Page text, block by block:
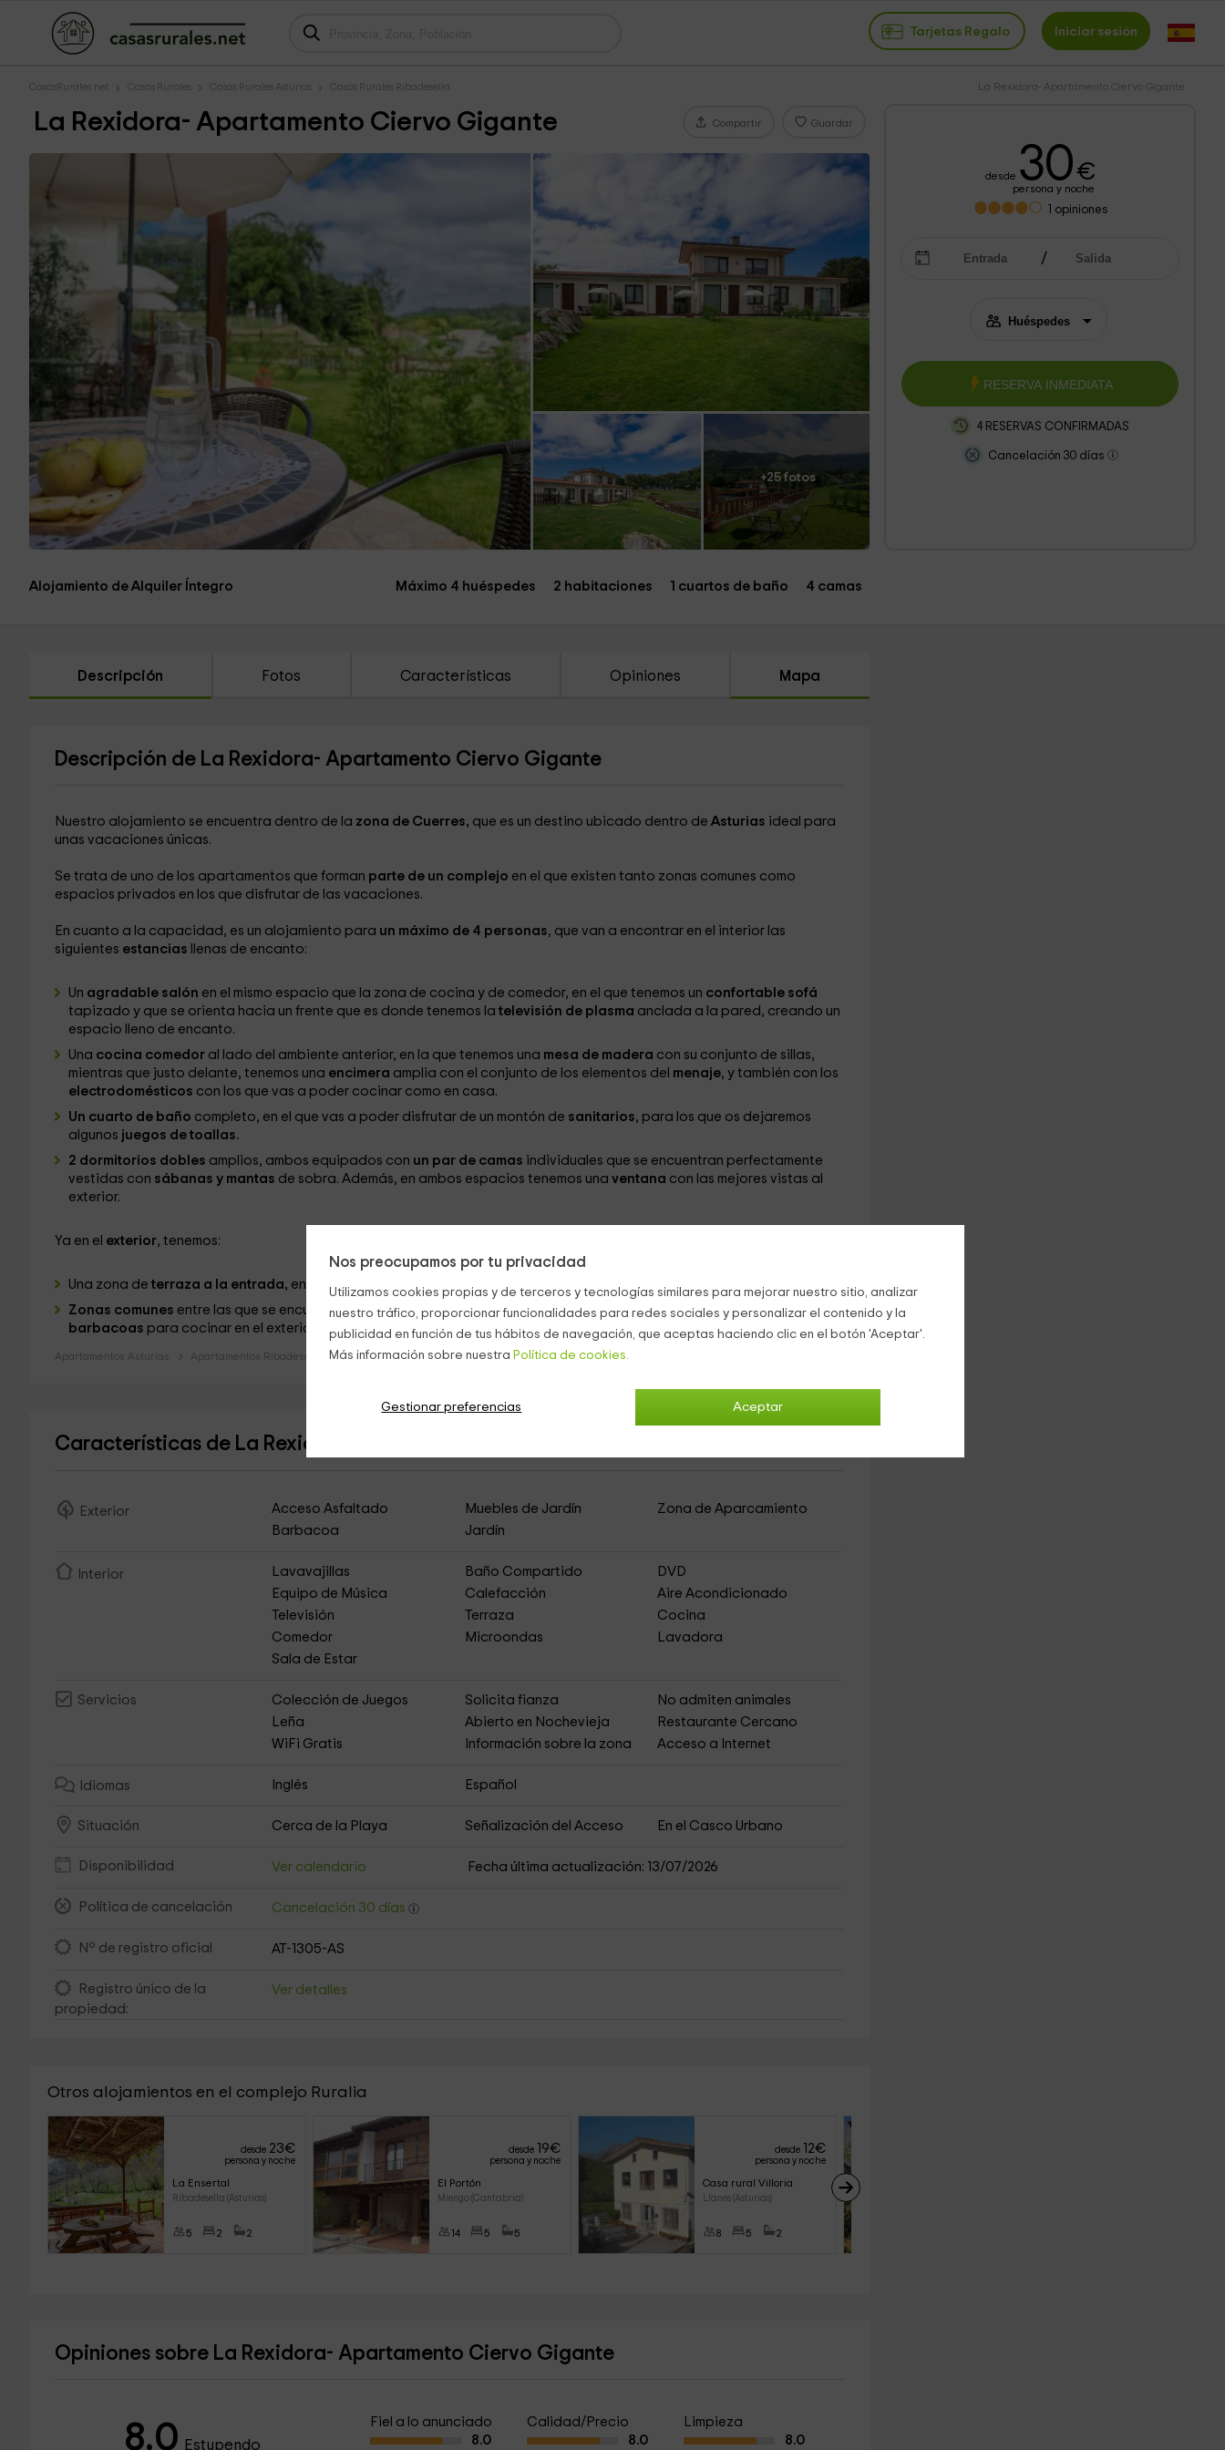
Nos preocupamos por tu privacidad
Utilizamos cookies propias y de terceros y tecnologías similares para mejorar nuestro sitio, analizar
nuestro tráfico, proporcionar funcionalidades para redes sociales y personalizar el contenido y la
publicidad en función de tus hábitos de navegación, que aceptas haciendo clic en el botón 'Aceptar'.
Más información sobre nuestra Política de cookies.
Aceptar
Gestionar preferencias
Tarjetas Regalo Iniciar sesión
CasasRurales.net Casas Rurales Casas Rurales Asturias Casas Rurales Ribadesella La Rexidora- Apartamento Ciervo Gigante
La Rexidora- Apartamento Ciervo Gigante Compartir Guardar
+25 fotos
desde 30€
persona y noche
1 opiniones
RESERVA INMEDIATA
4 RESERVAS CONFIRMADAS
Cancelación 30 días
Alojamiento de Alquiler Íntegro Máximo 4 huéspedes 2 habitaciones 1 cuartos de baño 4 camas
Descripción Fotos Características Opiniones Mapa
Descripción de La Rexidora- Apartamento Ciervo Gigante
Nuestro alojamiento se encuentra dentro de la zona de Cuerres, que es un destino ubicado dentro de Asturias ideal para
unas vacaciones únicas.
Se trata de uno de los apartamentos que forman parte de un complejo en el que existen tanto zonas comunes como
espacios privados en los que disfrutar de las vacaciones.
En cuanto a la capacidad, es un alojamiento para un máximo de 4 personas, que van a encontrar en el interior las
siguientes estancias llenas de encanto:
Un agradable salón en el mismo espacio que la zona de cocina y de comedor, en el que tenemos un confortable sofá
tapizado y que se orienta hacia un frente que es donde tenemos la televisión de plasma anclada a la pared, creando un
espacio lleno de encanto.
Una cocina comedor al lado del ambiente anterior, en la que tenemos una mesa de madera con su conjunto de sillas,
mientras que justo delante, tenemos una encimera amplia con el conjunto de los elementos del menaje, y también con los
electrodomésticos con los que vas a poder cocinar como en casa.
Un cuarto de baño completo, en el que vas a poder disfrutar de un montón de sanitarios, para los que os dejaremos
algunos juegos de toallas.
2 dormitorios dobles amplios, ambos equipados con un par de camas individuales que se encuentran perfectamente
vestidas con sábanas y mantas de sobra. Además, en ambos espacios tenemos una ventana con las mejores vistas al
exterior.
Ya en el exterior, tenemos:
Una zona de terraza a la entrada, en la que os dejamos mobiliario
de exterior.
Zonas comunes entre las que se encuentran sus ampliosjardines con mobiliariofuncional y también la zona de
barbacoas para cocinar en el exterior.
Apartamentos Asturias Apartamentos Ribadesella
Características de La Rexidora- Apartamento Ciervo Gigante
Exterior Acceso Asfaltado Muebles de Jardín
Zona de Aparcamiento
Barbacoa
Jardín
Interior Lavavajillas Baño Compartido
DVD
Equipo de Música
Calefacción
Aire Acondicionado
Televisión
Terraza
Cocina
Comedor
Microondas
Lavadora
Sala de Estar
Servicios Colección de Juegos Solicita fianza
No admiten animales
Leña
Abierto en Nochevieja
Restaurante Cercano
WiFi Gratis
Información sobre la zona Acceso a Internet
Idiomas Inglés Español
Situación Cerca de la Playa Señalización del Acceso En el Casco Urbano
Disponibilidad Ver calendario Fecha última actualización: 13/07/2026
Política de cancelación Cancelación 30 días
Nº de registro oficial AT-1305-AS
Registro único de la
propiedad:
Ver detalles
Otros alojamientos en el complejo Ruralia
desde 23€
persona y noche
La Ensertal
Ribadesella (Asturias)
5 2 2
desde 19€
persona y noche
El Portón
Miengo (Cantabria)
14 5 5
desde 12€
persona y noche
Casa rural Villoria
Llanes (Asturias)
8 5 2
Opiniones sobre La Rexidora- Apartamento Ciervo Gigante
8.0 Estupendo
Fiel a lo anunciado
8.0
Calidad/Precio
8.0
Limpieza
8.0